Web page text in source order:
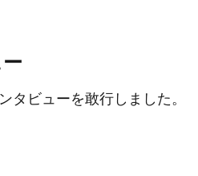
タビューを敢行しました。